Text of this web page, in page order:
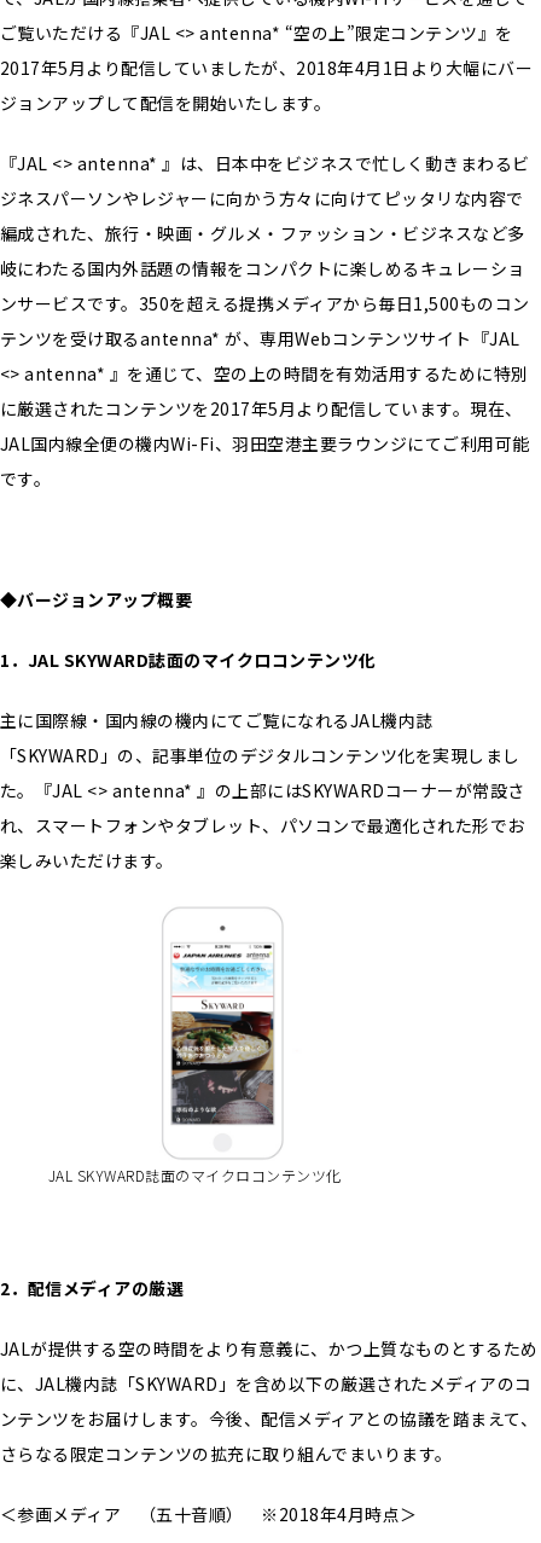
ご覧いただける『JAL <> antenna* “空の上”限定コンテンツ』を
2017年5月より配信していましたが、2018年4月1日より大幅にバー
ジョンアップして配信を開始いたします。
『JAL <> antenna* 』は、日本中をビジネスで忙しく動きまわるビ
ジネスパーソンやレジャーに向かう方々に向けてピッタリな内容で
編成された、旅行・映画・グルメ・ファッション・ビジネスなど多
岐にわたる国内外話題の情報をコンパクトに楽しめるキュレーショ
ンサービスです。350を超える提携メディアから毎日1,500ものコン
テンツを受け取るantenna* が、専用Webコンテンツサイト『JAL
<> antenna* 』を通じて、空の上の時間を有効活用するために特別
に厳選されたコンテンツを2017年5月より配信しています。現在、
JAL国内線全便の機内Wi-Fi、羽田空港主要ラウンジにてご利用可能
です。
◆バージョンアップ概要
1 ．JAL SKYWARD誌面のマイクロコンテンツ化
主に国際線・国内線の機内にてご覧になれるJAL機内誌
「SKYWARD」の、記事単位のデジタルコンテンツ化を実現しまし
た。『JAL <> antenna* 』の上部にはSKYWARDコーナーが常設さ
れ、スマートフォンやタブレット、パソコンで最適化された形でお
楽しみいただけます。
JAL SKYWARD誌面のマイクロコンテンツ化
2．配信メディアの厳選
JALが提供する空の時間をより有意義に、かつ上質なものとするため
に、JAL機内誌「SKYWARD」を含め以下の厳選されたメディアのコ
ンテンツをお届けします。今後、配信メディアとの協議を踏まえて、
さらなる限定コンテンツの拡充に取り組んでまいります。
＜参画メディア （五十音順） ※2018年4月時点＞